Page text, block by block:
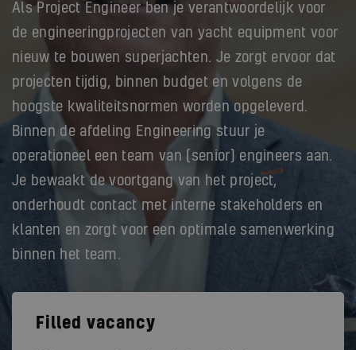
Als Project Engineer ben je verantwoordelijk voor
de engineeringprojecten van yacht equipment voor
nieuw te bouwen superjachten. Je zorgt ervoor dat
projecten tijdig, binnen budget en volgens de
hoogste kwaliteitsnormen worden opgeleverd.
Binnen de afdeling Engineering stuur je
operationeel een team van (senior) engineers aan.
Je bewaakt de voortgang van het project,
onderhoudt contact met interne stakeholders en
klanten en zorgt voor een optimale samenwerking
binnen het team.
Filled vacancy